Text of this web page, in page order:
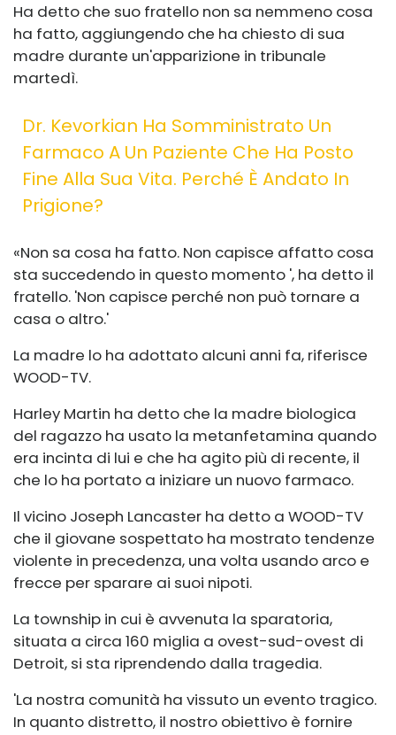
Ha detto che suo fratello non sa nemmeno cosa
ha fatto, aggiungendo che ha chiesto di sua
madre durante un'apparizione in tribunale
martedì.
Dr. Kevorkian Ha Somministrato Un
Farmaco A Un Paziente Che Ha Posto
Fine Alla Sua Vita. Perché È Andato In
Prigione?
«Non sa cosa ha fatto. Non capisce affatto cosa
sta succedendo in questo momento ', ha detto il
fratello. 'Non capisce perché non può tornare a
casa o altro.'
La madre lo ha adottato alcuni anni fa, riferisce
WOOD-TV.
Harley Martin ha detto che la madre biologica
del ragazzo ha usato la metanfetamina quando
era incinta di lui e che ha agito più di recente, il
che lo ha portato a iniziare un nuovo farmaco.
Il vicino Joseph Lancaster ha detto a WOOD-TV
che il giovane sospettato ha mostrato tendenze
violente in precedenza, una volta usando arco e
frecce per sparare ai suoi nipoti.
La township in cui è avvenuta la sparatoria,
situata a circa 160 miglia a ovest-sud-ovest di
Detroit, si sta riprendendo dalla tragedia.
'La nostra comunità ha vissuto un evento tragico.
In quanto distretto, il nostro obiettivo è fornire